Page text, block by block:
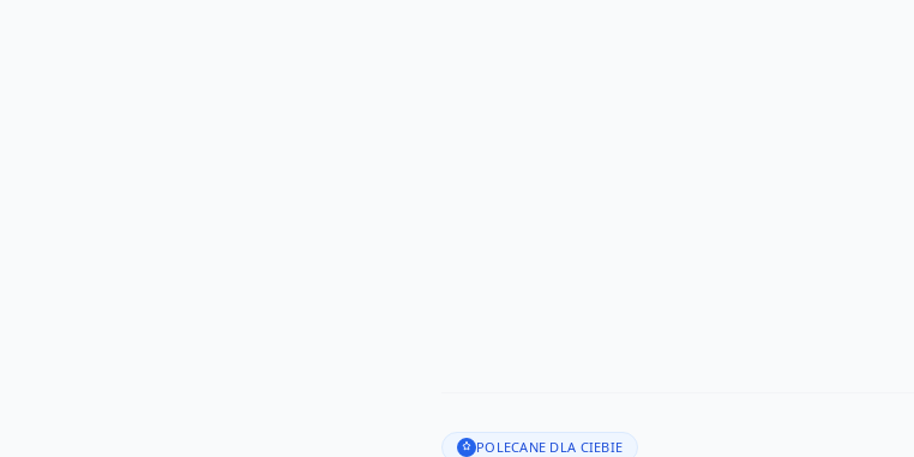
POLECANE DLA CIEBIE